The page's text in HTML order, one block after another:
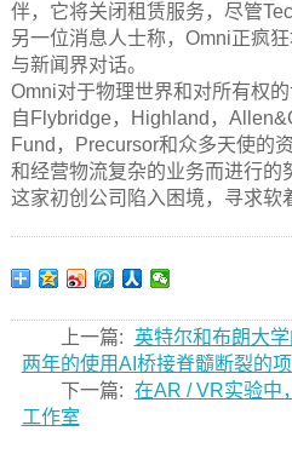
伴，它将关闭租赁服务，尽管
另一位消息人士称，Omni正疯
与新闻界对话。
Omni对于物理世界和对所有权
自Flybridge，Highland，
Fund，Precursor和众多天使的
和经营物流复杂的业务而进行的
这家初创公司陷入困境，寻求软
上一篇:
英特尔和布朗大
两年的使用AI桥接脊髓断裂的
下一篇: 在AR / VR实验中
工作室